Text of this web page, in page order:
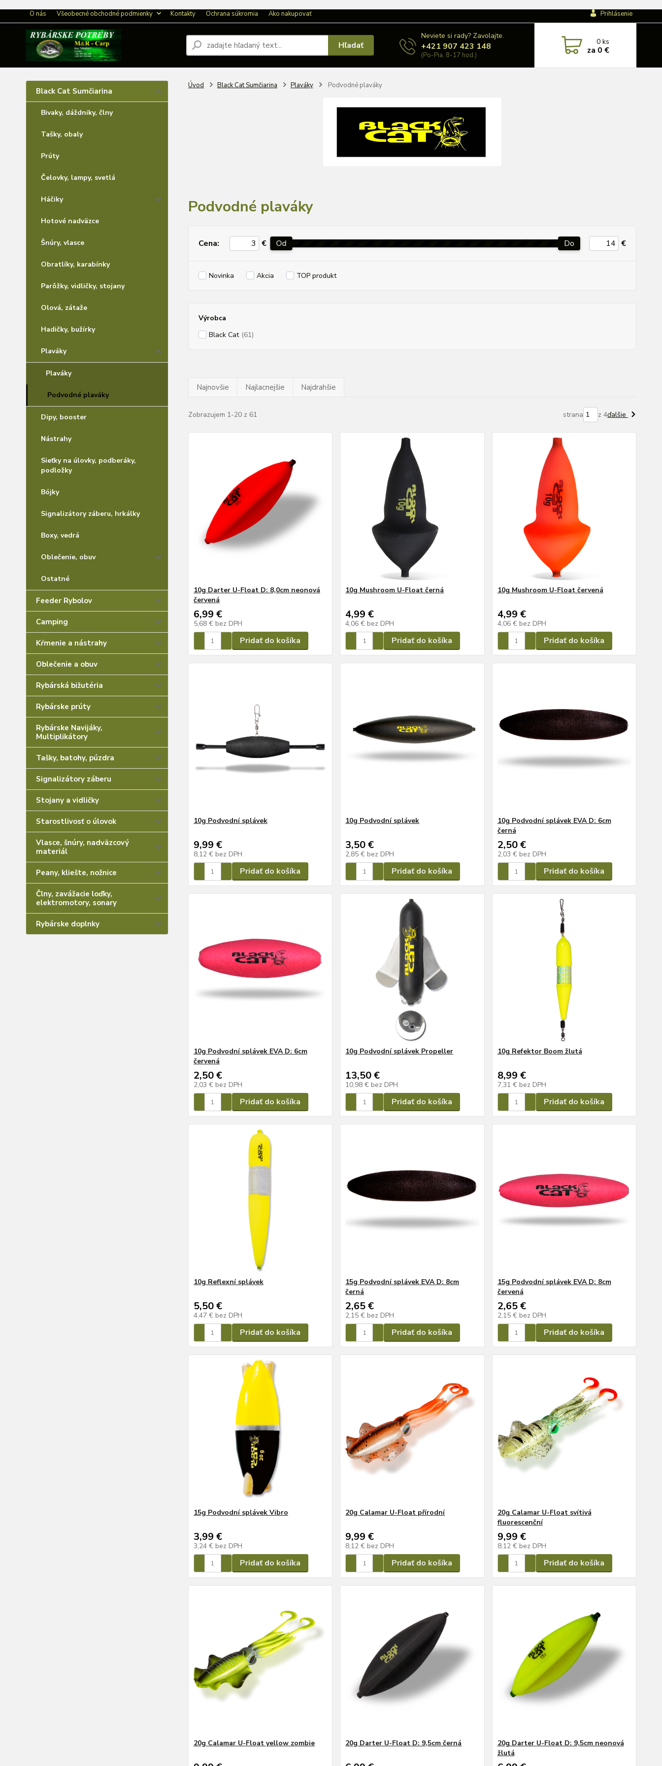
O nás Všeobecné obchodné podmienky Kontakty Ochrana súkromia Ako nakupovať Prihlásenie
Hľadať
Neviete si rady? Zavolajte.
+421 907 423 148
(Po-Pia, 8-17 hod.) 0 €
Black Cat Sumčiarina
Bivaky, dáždniky, člny
Tašky, obaly
Prúty
Čelovky, lampy, svetlá
Háčiky
Hotové nadväzce
Šnúry, vlasce
Obratlíky, karabínky
Parôžky, vidličky, stojany
Olová, zátaže
Hadičky, bužírky
Plaváky
Plaváky
Podvodné plaváky
Dipy, booster
Nástrahy
Sieťky na úlovky, podberáky,
podložky
Bójky
Signalizátory záberu, hrkálky
Boxy, vedrá
Oblečenie, obuv
Ostatné
Feeder Rybolov
Camping
Kŕmenie a nástrahy
Oblečenie a obuv
Rybárská bižutéria
Rybárske prúty
Rybárske Navijáky,
Multiplikátory
Tašky, batohy, púzdra
Signalizátory záberu
Stojany a vidličky
Starostlivosť o úlovok
Vlasce, šnúry, nadväzcový
materiál
Peany, kliešte, nožnice
Člny, zavážacie loďky,
elektromotory, sonary
Rybárske doplnky
Úvod Black Cat Sumčiarina Plaváky Podvodné plaváky
Podvodné plaváky
Cena: € Od Do €
Novinka Akcia TOP produkt
Výrobca
Black Cat
(61)
Najnovšie Najlacnejšie Najdrahšie
Zobrazujem 1-20 z 61 z 4 ďalšie
10g Darter U-Float D: 8,0cm neonová
červená
6,99 €
5,68 € bez DPH
Pridať do košíka
10g Mushroom U-Float černá
4,99 €
4,06 € bez DPH
Pridať do košíka
10g Mushroom U-Float červená
4,99 €
4,06 € bez DPH
Pridať do košíka
10g Podvodní splávek
9,99 €
8,12 € bez DPH
Pridať do košíka
10g Podvodní splávek
3,50 €
2,85 € bez DPH
Pridať do košíka
10g Podvodní splávek EVA D: 6cm
černá
2,50 €
2,03 € bez DPH
Pridať do košíka
10g Podvodní splávek EVA D: 6cm
červená
2,50 €
2,03 € bez DPH
Pridať do košíka
10g Podvodní splávek Propeller
13,50 €
10,98 €bez DPH
Pridať do košíka
10g Refektor Boom žlutá
8,99 €
7,31 € bez DPH
Pridať do košíka
10g Reflexní splávek
5,50 €
4,47 € bez DPH
Pridať do košíka
15g Podvodní splávek EVA D: 8cm
černá
2,65 €
2,15 € bez DPH
Pridať do košíka
15g Podvodní splávek EVA D: 8cm
červená
2,65 €
2,15 € bez DPH
Pridať do košíka
15g Podvodní splávek Vibro
3,99 €
3,24 € bez DPH
Pridať do košíka
20g Calamar U-Float přírodní
9,99 €
8,12 € bez DPH
Pridať do košíka
20g Calamar U-Float svítivá
fluorescenční
9,99 €
8,12 € bez DPH
Pridať do košíka
20g Calamar U-Float yellow zombie
9,99 €
20g Darter U-Float D: 9,5cm černá
6,99 €
20g Darter U-Float D: 9,5cm neonová
žlutá
6,99 €